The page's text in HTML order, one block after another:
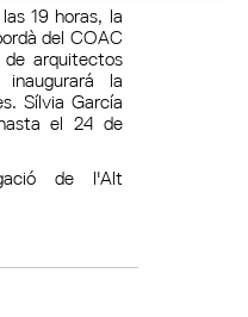
19 horas, la
del COAC
arquitectos
la
Sílvia García
el 24 de
de l'Alt